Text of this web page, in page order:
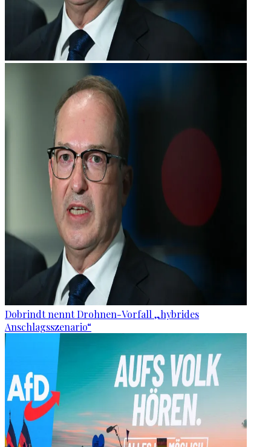
Dobrindt nennt Drohnen-Vorfall „hybrides
Anschlagsszenario“